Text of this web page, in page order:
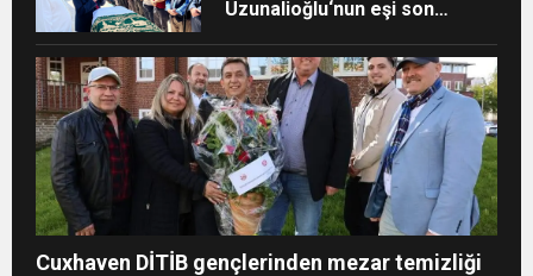
Uzunalioğlu‘nun eşi son
Cuxhaven DİTİB gençlerinden mezar temizliği